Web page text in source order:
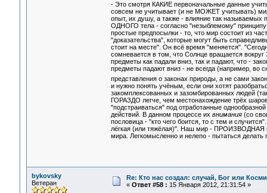
- Это смотря КАКИЕ первоначальные данные
совсем не учитывает (и не МОЖЕТ учитывать)
опыт, их душу, а также - влияние так называемых
ОДНОГО тела - согласно "незыблемому"
простые предпосылки - то, что мир состоит из
"доказательства", которые могут быть
стоит на месте". Он всё время "меняется".
сомневается в том, что Солнце вращается
предметы как падали вниз, так и падают, что -
предметы падают вниз - не всегда (например, во
представления о законах природы, а не сами
и нужно понять учёным, если они хотят
закомплексованных и зазомбированных людей
ГОРАЗДО легче, чем местонахождение трёх
"подстраиваться" под отработанные
действий. В данном процессе их внимания(со
пословица - "кто чего боится, то с тем и
лёгкая (или тяжёлая)". Наш мир - ПРОИЗВОДНАЯ
мира. Легкомысленно и нелепо - пытаться
bykovsky
Ветеран
Re: Кто нас создал: случай, Бог или
« Ответ #58 : 15 Января 2012, 21:31:54 »